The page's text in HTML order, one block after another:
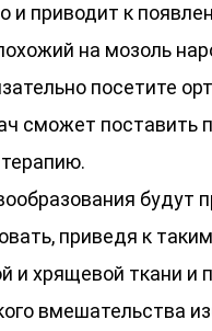
и приводит к
на мозоль
посетите
сможет поставить
будут
приведя к
и хрящевой ткани и
вмешательства